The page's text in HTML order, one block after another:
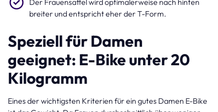
breiter und entspricht eher der T-Form.
Speziell für Damen
geeignet: E-Bike unter 20
Kilogramm
Eines der wichtigsten Kriterien für ein gutes Damen E-Bike